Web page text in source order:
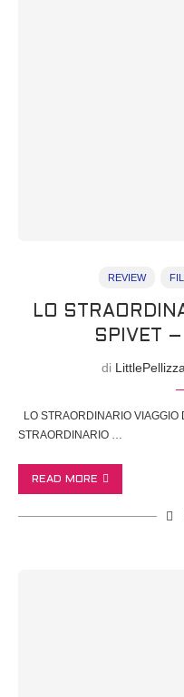
REVIEW
LO
SPIVET
di LittlePellizza
LO STRAORDINARIO VIAGGIO
STRAORDINARIO …
READ MORE